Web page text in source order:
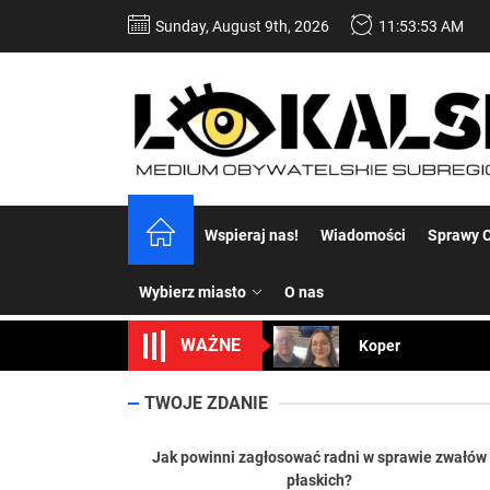
Sunday, August 9th, 2026 11:53:54 AM
Wspieraj nas! Wiadomości Sprawy
Wybierz miasto O nas
WAŻNE
Koper – część 2.
Uwaga Dębieńsko
TWOJE ZDANIE
Jak powinni zagłosować radni w sprawie zwałów
płaskich?